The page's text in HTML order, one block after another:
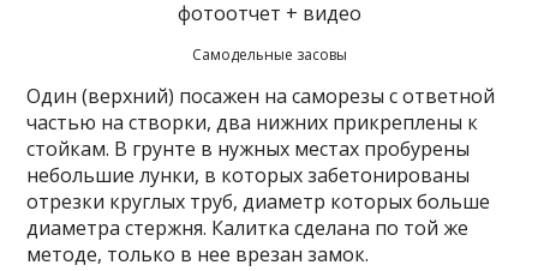
Самодельные засовы
Один (верхний) посажен на саморезы с ответной
частью на створки, два нижних прикреплены к
стойкам. В грунте в нужных местах пробурены
небольшие лунки, в которых забетонированы
отрезки круглых труб, диаметр которых больше
диаметра стержня. Калитка сделана по той же
методе, только в нее врезан замок.